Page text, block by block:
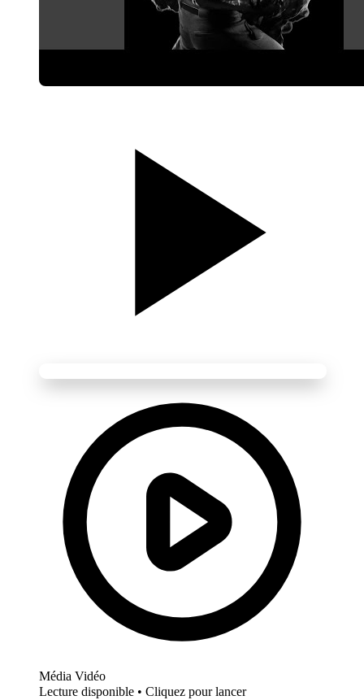
Média Vidéo
Lecture disponible • Cliquez pour lancer